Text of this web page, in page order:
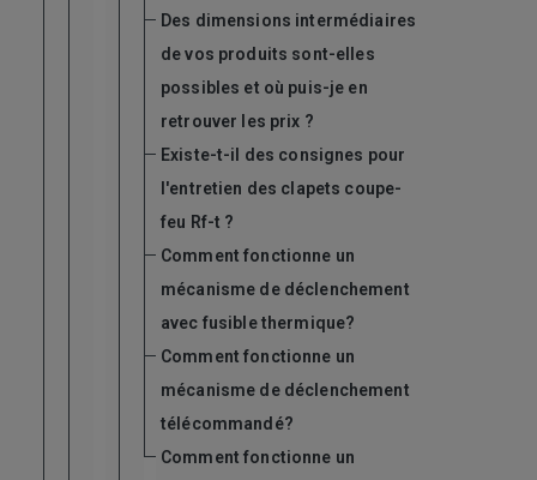
Des dimensions intermédiaires
de vos produits sont-elles
possibles et où puis-je en
retrouver les prix ?
Existe-t-il des consignes pour
l'entretien des clapets coupe-
feu Rf-t ?
Comment fonctionne un
mécanisme de déclenchement
avec fusible thermique?
Comment fonctionne un
mécanisme de déclenchement
télécommandé?
Comment fonctionne un